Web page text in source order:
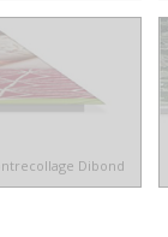
Dibond